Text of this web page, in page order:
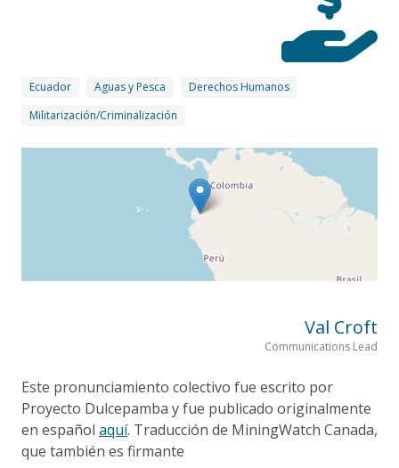
Ecuador Aguas y Pesca
Derechos Humanos
Militarización/Criminalización
Val Croft
Communications Lead
Este pronunciamiento colectivo fue escrito por
Proyecto Dulcepamba y fue publicado originalmente
en español aquí. Traducción de MiningWatch Canada,
que también es firmante